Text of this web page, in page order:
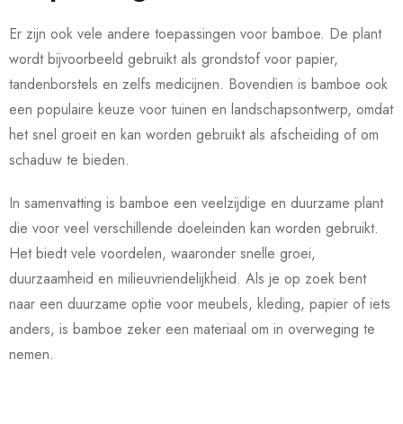
Er zijn ook vele andere toepassingen voor bamboe. De plant
wordt bijvoorbeeld gebruikt als grondstof voor papier,
tandenborstels en zelfs medicijnen. Bovendien is bamboe ook
een populaire keuze voor tuinen en landschapsontwerp, omdat
het snel groeit en kan worden gebruikt als afscheiding of om
schaduw te bieden.
In samenvatting is bamboe een veelzijdige en duurzame plant
die voor veel verschillende doeleinden kan worden gebruikt.
Het biedt vele voordelen, waaronder snelle groei,
duurzaamheid en milieuvriendelijkheid. Als je op zoek bent
naar een duurzame optie voor meubels, kleding, papier of iets
anders, is bamboe zeker een materiaal om in overweging te
nemen.